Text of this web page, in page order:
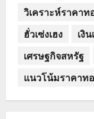
วิเคราะห์ราคาท
ฮั่วเซ่งเฮง
เงิ
เศรษฐกิจสหรัฐ
แนวโน้มราคาท